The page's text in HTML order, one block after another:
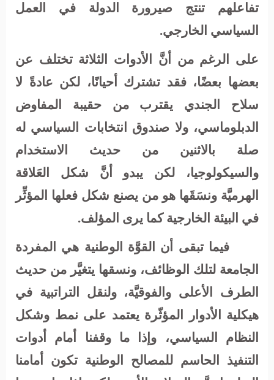
تفاعلهم تنتج صيرورة الدولة في العمل
السياسي الخارجي.
على الرغم من أنَّ الأدوات الثلاثة تختلف عن
بعضها بعضًا، فقد تشترك أحيانًا، لكن عادةً لا
سلاح الجندي يقترب من حقيبة المفاوض
الدبلوماسي، ولا صندوق انتخابات السياسي له
صلة بالاثنين من حديث الاستخدام
والسيكولوجيا، لكن يبدو أنَّ شكل العَلاقة
الهرميَّة ونسَقَها هو من يصنع شكل فعلها المؤثِّر
في البيئة الخارجية كما يرى المؤلف.
فيما تبقى أن القوَّة الوطنية هي المفردة
الجامعة لتلك الوظائف، ونسقها يتغيَّر من حديث
الطرف الأعلى والفوقيَّة، ولنقل التراتبية في
هيكلية الأدوار المؤثّرة يعتمد على نمط وشكل
النظام السياسي، وإذا ما وقفنا أمام أدوات
التنفيذ الحاسم للمصالح الوطنية تكون أمامنا